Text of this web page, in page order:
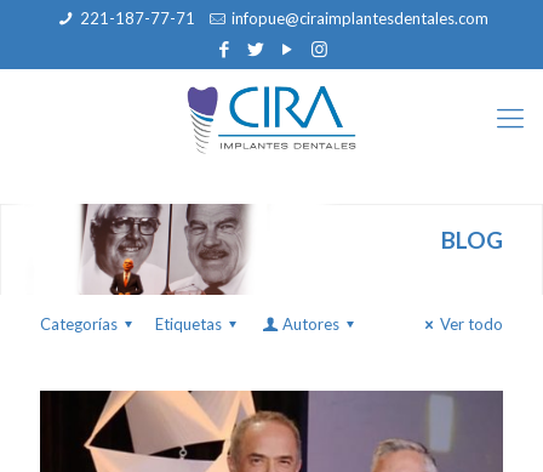
221-187-77-71 infopue@ciraimplantesdentales.com
BLOG
Categorías Etiquetas Autores Ver todo